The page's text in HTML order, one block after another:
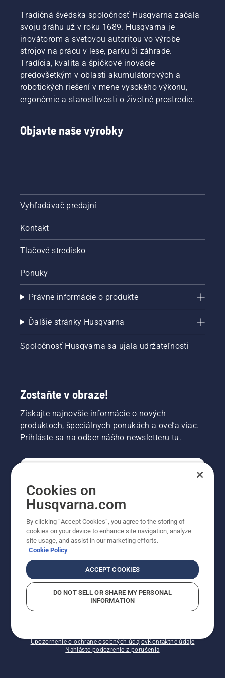
Tradičná švédska spoločnosť Husqvarna začala
svoju dráhu už v roku 1689. Husqvarna je
inovátorom a svetovou autoritou vo výrobe
strojov na prácu v lese, parku či záhrade.
Tradícia, kvalita a špičkové inovácie
predovšetkým v oblasti akumulátorových a
robotických riešení v mene vysokého výkonu,
ergonómie a starostlivosti o životné prostredie.
Objavte naše výrobky
Vyhľadávač predajní
Kontakt
Tlačové stredisko
Ponuky
Právne informácie o produkte
Ďalšie stránky Husqvarna
Spoločnosť Husqvarna sa ujala udržateľnosti
Zostaňte v obraze!
Získajte najnovšie informácie o nových
produktoch, špeciálnych ponukách a oveľa viac.
Prihláste sa na odber nášho newsletteru tu.
PROFESIONÁLNE
Upozornenie o ochrane osobných údajovKontaktné údaje
Nahláste podozrenie z porušenia
Cookies on
Husqvarna.com
By clicking “Accept Cookies”, you agree to the storing of
cookies on your device to enhance site navigation, analyze
site usage, and assist in our marketing efforts.
Cookie Policy
ACCEPT COOKIES
DO NOT SELL OR SHARE MY PERSONAL
INFORMATION